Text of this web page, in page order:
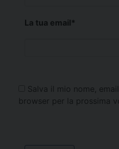
La tua email*
Salva il mio nome,
browser per la prossima